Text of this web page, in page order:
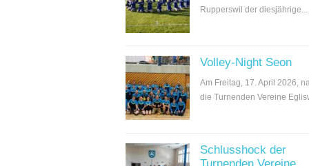
Rupperswil der diesjährige...
Volley-Night Seon
Am Freitag, 17. April 2026,
die Turnenden Vereine
Schlusshock der